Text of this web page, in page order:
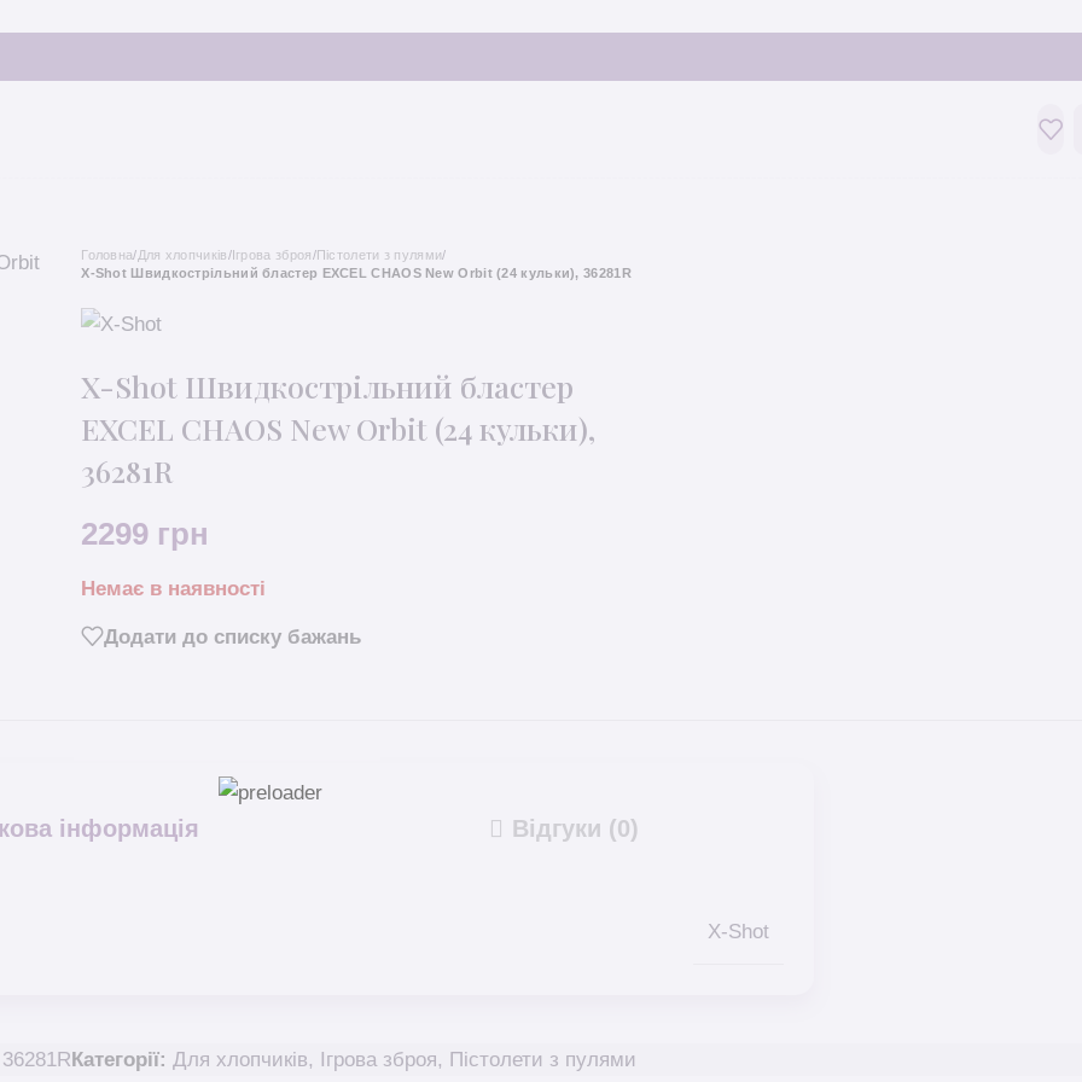
Головна/Для хлопчиків/Ігрова зброя/Пістолети з пулями/
X-Shot Швидкострільний бластер EXCEL CHAOS New Orbit (24 кульки), 36281R
X-Shot Швидкострільний бластер
EXCEL CHAOS New Orbit (24 кульки),
36281R
2299 грн
Немає в наявності
Додати до списку бажань
інформація Відгуки (0)
X-Shot
36281RКатегорії: Для хлопчиків, Ігрова зброя, Пістолети з пулями